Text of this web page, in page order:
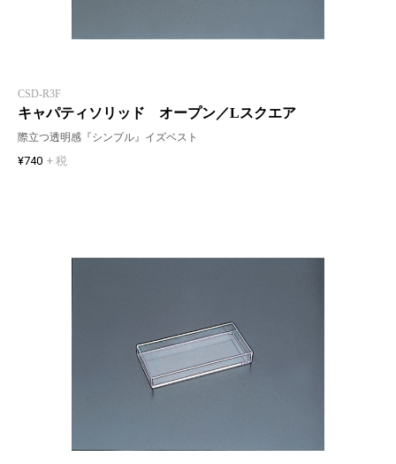
CSD-R3F
キャパティソリッド オープン／Lスクエア
際立つ透明感『シンプル』イズベスト
¥740 + 税